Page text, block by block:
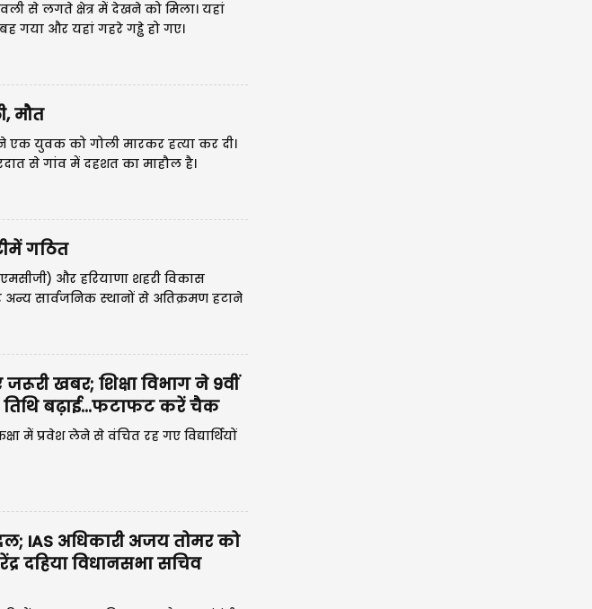
से लगते क्षेत्र में देखने को मिला। यहां
गया और यहां गहरे गड्ढे हो गए।
मौत
एक युवक को गोली मारकर हत्या कर दी।
से गांव में दहशत का माहौल है।
गठित
और हरियाणा शहरी विकास
अन्य सार्वजनिक स्थानों से अतिक्रमण हटाने
जरूरी खबर; शिक्षा विभाग ने 9वीं
तिथि बढ़ाई...फटाफट करें चैक
में प्रवेश लेने से वंचित रह गए विद्यार्थियों
IAS अधिकारी अजय तोमर को
दहिया विधानसभा सचिव